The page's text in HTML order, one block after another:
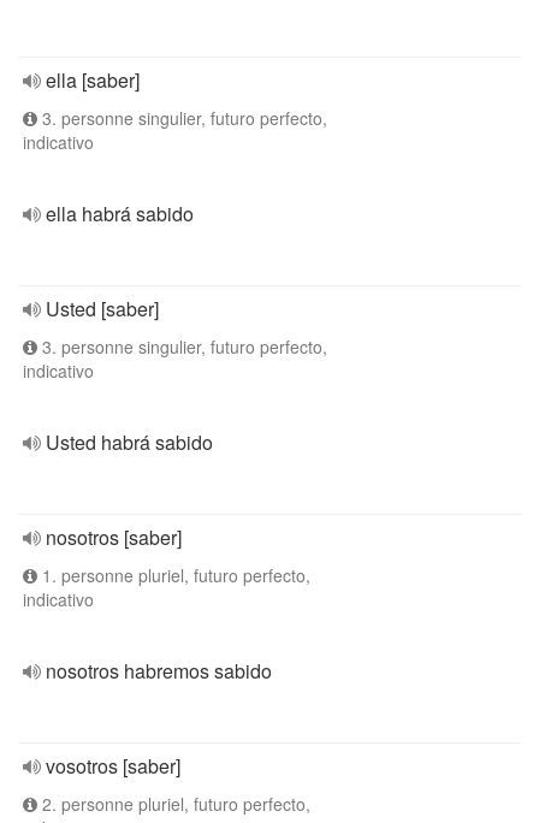
ella [saber]
3. personne singulier, futuro perfecto,
indicativo
ella habrá sabido
Usted [saber]
3. personne singulier, futuro perfecto,
indicativo
Usted habrá sabido
nosotros [saber]
1. personne pluriel, futuro perfecto,
indicativo
nosotros habremos sabido
vosotros [saber]
2. personne pluriel, futuro perfecto,